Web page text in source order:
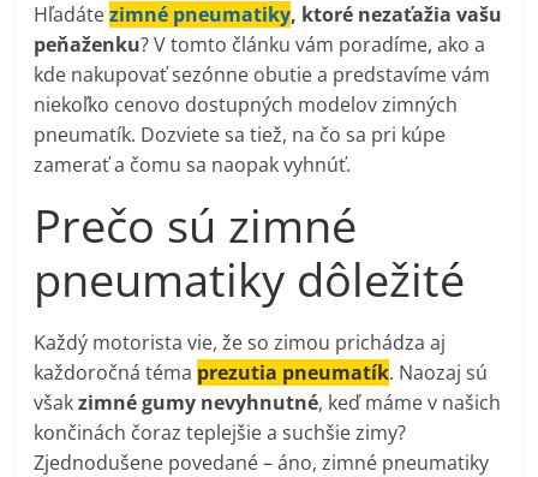
Hľadátezimné pneumatiky, ktoré nezaťažia vašu
peňaženku? V tomto článku vám poradíme, ako a
kde nakupovať sezónne obutie a predstavíme vám
niekoľko cenovo dostupných modelov zimných
pneumatík. Dozviete sa tiež, na čo sa pri kúpe
zamerať a čomu sa naopak vyhnúť.
Prečo sú zimné
pneumatiky dôležité
Každý motorista vie, že so zimou prichádza aj
každoročná téma prezutia pneumatík. Naozaj sú
všakzimné gumy nevyhnutné, keď máme v našich
končinách čoraz teplejšie a suchšie zimy?
Zjednodušene povedané – áno, zimné pneumatiky